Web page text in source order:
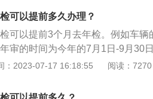
的有效期。年检的注意事项：年
，车管所应收缴其行车牌证，不准
辆，不准在道路上行驶，也不准
，不予检验，并收回牌证，注销
可以提前多久办理？
可以提前3个月去年检。例如车
审的时间为今年的7月1日-9月30
就是查看行驶证和交强险电子保
的有效期。年检的注意事项：年
：2023-07-17 16:18:55 阅读：7270